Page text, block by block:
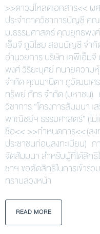
>>ดาวน์โหลดเอกสาร<<
ประจำภาควิชาการบัญชี ค
ม.ธรรมศาสตร์ คุณยุทธพง
เอ็มจี ภูมิไชย สอบบัญชี จำ
อำนวยการ บริษัท เคพีเอ็ม
พงศ์ วิริยะบุศย์ ทนายความ
จำกัด คุณมานิตา ภูวัฒนเศ
ทรัพย์ ภัทร จำกัด (มหาชน)
วิชาการ “โครงการสัมมนา
พาณิชย์ฯ ธรรมศาสตร์” (ไม่
ชื่อ<< >>กำหนดการ<< (ลง
ประชาชนก่อนลงทะเบียน)
จัดสัมมนา สำหรับผู้ที่ได้สิทธิ
ชาฯ ขอตัดสิทธิในการเข้าร่ว
ทราบล่วงหน้า
READ MORE